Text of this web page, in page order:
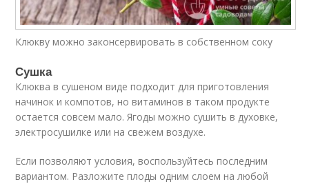
Клюкву можно законсервировать в собственном соку
Сушка
Клюква в сушеном виде подходит для приготовления
начинок и компотов, но витаминов в таком продукте
остается совсем мало. Ягоды можно сушить в духовке,
электросушилке или на свежем воздухе.
Если позволяют условия, воспользуйтесь последним
вариантом. Разложите плоды одним слоем на любой